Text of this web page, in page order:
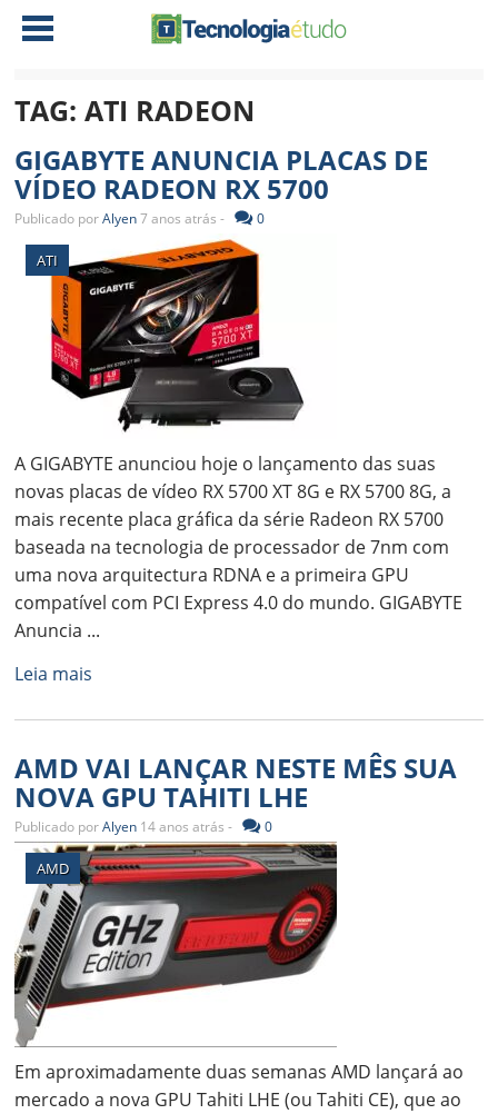
NOTÍCIAS
AMD
INTEL
ATI
NVIDIA
SOFTWARE
NOTEBOOKS
TABLETS
CELULAR
IOS
NOKIA
JOGOS
DOWNLOADS
ANÁLISE
TAG:ATI RADEON
GIGABYTE ANUNCIA PLACAS DE
VÍDEO RADEON RX 5700
Publicado porAlyen 7 anos atrás - 0
ATI
A GIGABYTE anunciou hoje o lançamento das suas
novas placas de vídeo RX 5700 XT 8G e RX 5700 8G, a
mais recente placa gráfica da série Radeon RX 5700
baseada na tecnologia de processador de 7nm com
uma nova arquitectura RDNA e a primeira GPU
compatível com PCI Express 4.0 do mundo. GIGABYTE
Anuncia ...
Leia mais
AMD VAI LANÇAR NESTE MÊS SUA
NOVA GPU TAHITI LHE
Publicado porAlyen 14 anos atrás - 0
AMD
Em aproximadamente duas semanas AMD lançará ao
mercado a nova GPU Tahiti LHE (ou Tahiti CE), que ao